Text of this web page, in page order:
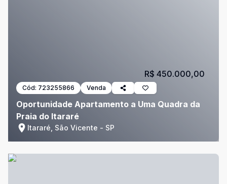
Cód: 723255866 Venda
Oportunidade Apartamento a Uma Quadra da
Praia do Itararé
Itararé, São Vicente - SP
R$ 450.000,00